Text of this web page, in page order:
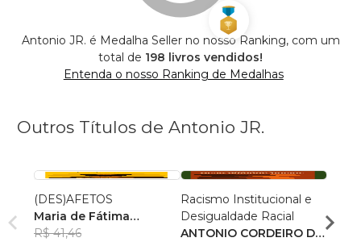
Antonio JR. é Medalha Seller no nosso Ranking, com um
total de 198 livros vendidos!
Entenda o nosso Ranking de Medalhas
Outros Títulos de Antonio JR.
(DES)AFETOS
Maria de Fátima
Cordeiro de Souza
R$ 41,46
Racismo Institucional e
Desigualdade Racial
ANTONIO CORDEIRO DE